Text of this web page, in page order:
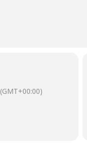
(GMT+00:00)